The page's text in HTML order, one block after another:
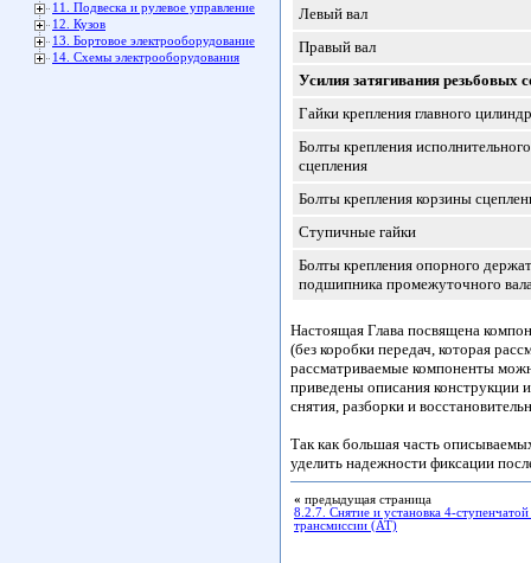
11. Подвеска и рулевое управление
12. Кузов
13. Бортовое электрооборудование
14. Схемы электрооборудования
Левый вал
Правый вал
Усилия затягивания резьбовых
Гайки крепления главного
Болты крепления
сцепления
Болты крепления корзины
Ступичные гайки
Болты крепления опорного
подшипника промежуточного
Настоящая Глава посвящена
(без коробки передач, которая
рассматриваемые компоненты
приведены описания конструкции
снятия, разборки и
Так как большая часть
уделить надежности фиксации
« предыдущая страница
8.2.7. Снятие и установка 4-ступенчатой
трансмиссии (АТ)